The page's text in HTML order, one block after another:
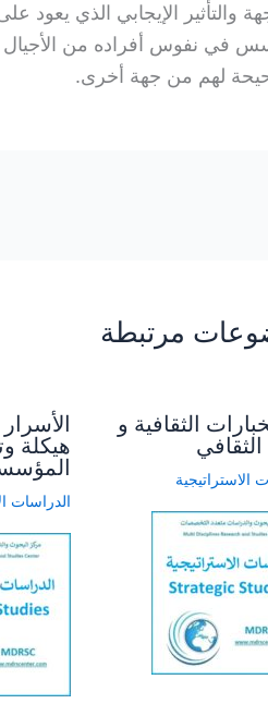
الإيجابي الذي يعود
في نفوس أفراده من الأجيال
لهم من جهة أخرى.
مرتبطة
الثقافية و
الثقافي
الاستراتيجية
الأسرار
هيكلة
الدراسات